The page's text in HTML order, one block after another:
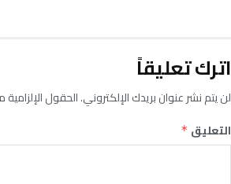
اترك تعليقاً
لن يتم نشر عنوان بريدك الإلكتروني.الحقول الإلزامية
التعليق *